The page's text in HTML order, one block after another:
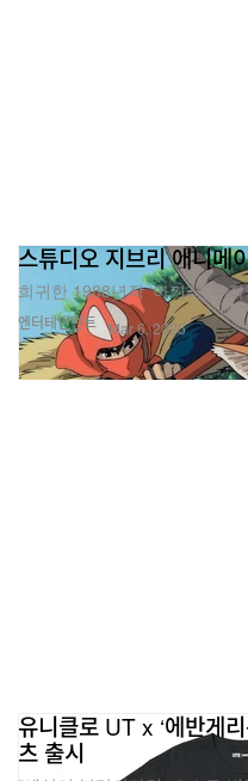
엔터테인먼트
스튜디오 지브리 애니메
희귀한 1988년작 ‘아키라’ 수
Mar 6, 2025
유니클로 UT x ‘에반게리
츠 출시